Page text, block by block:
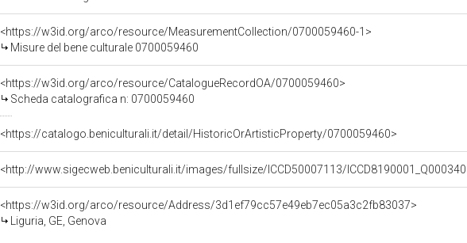
<https://w3id.org/arco/resource/MeasurementCollection/0700059460-1>
Misure del bene culturale 0700059460
<https://w3id.org/arco/resource/CatalogueRecordOA/0700059460>
Scheda catalografica n: 0700059460
<https://catalogo.beniculturali.it/detail/HistoricOrArtisticProperty/0700059460>
<http://www.sigecweb.beniculturali.it/images/fullsize/ICCD50007113/
<https://w3id.org/arco/resource/Address/3d1ef79cc57e49eb7ec05a3c2fb83037>
Liguria, GE, Genova